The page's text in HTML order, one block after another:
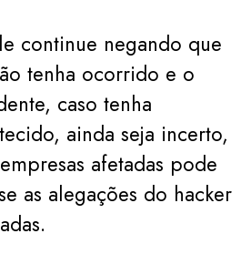
continue negando que
tenha ocorrido e o
caso tenha
ainda seja incerto,
afetadas pode
as alegações do hacker